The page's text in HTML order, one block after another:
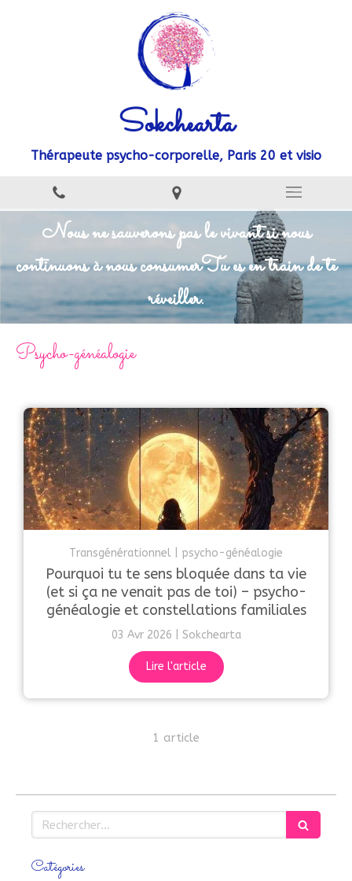
Sokchearta
Thérapeute psycho-corporelle, Paris 20 et visio
Nous ne sauverons pas le vivant si nous
continuons à nous consumerTu es en train de te
réveiller.
Psycho-généalogie
Transgénérationnel psycho-généalogie
Pourquoi tu te sens bloquée dans ta vie
(et si ça ne venait pas de toi) – psycho-
généalogie et constellations familiales
03 Avr 2026 Sokchearta
Lire l'article
1 article
Rechercher
Catégories